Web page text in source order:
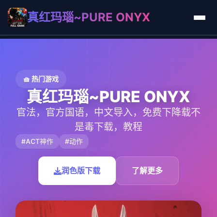
真红玛瑙~PURE ONYX
🧺 热门游戏
真红玛瑙~PURE ONYX
官法，官方国语，中文导入，免费下降载不
是毒下载，教程
#ACT神作 #动作
润色版下载 了解更多